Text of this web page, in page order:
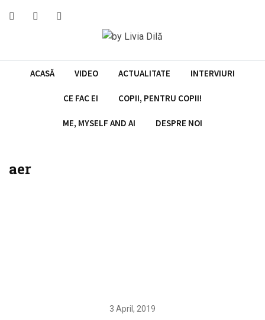
ACASĂ VIDEO ACTUALITATE INTERVIURI
CE FAC EI COPII, PENTRU COPII!
ME, MYSELF AND AI DESPRE NOI
aer
3 April, 2019